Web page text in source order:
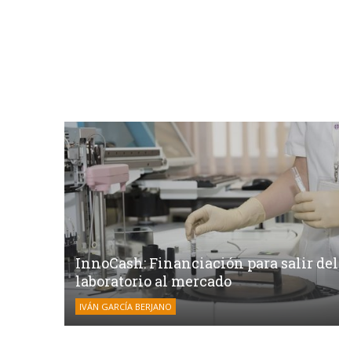
InnoCash: Financiación para salir del
laboratorio al mercado
IVÁN GARCÍA BERJANO